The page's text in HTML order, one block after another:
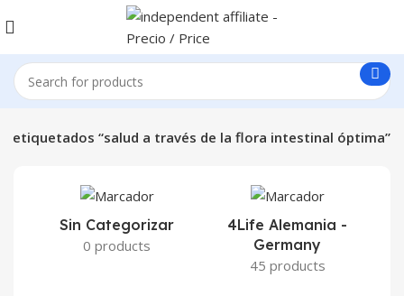
etiquetados “salud a través de la flora intestinal óptima”
Sin Categorizar
0 products
4Life Alemania -
Germany
45 products